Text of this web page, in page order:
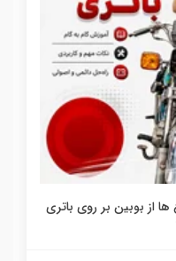
از بوبین بر روی باتری